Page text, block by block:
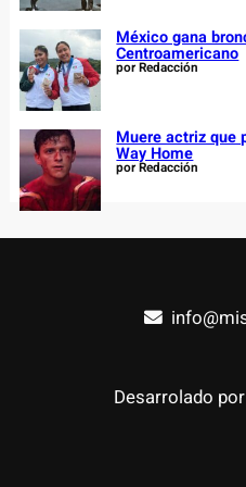
México gana
Centroamericano
por Redacción
Muere actriz que
Way Home
por Redacción
Desarrolado